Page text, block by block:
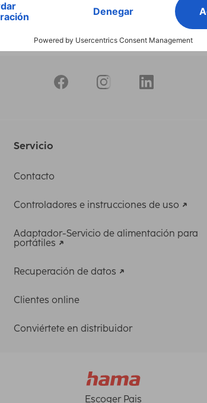
Servicio
Contacto
Controladores e instrucciones de uso
Adaptador-Servicio de alimentación para
portátiles
Recuperación de datos
Clientes online
Conviértete en distribuidor
Escoger Pais